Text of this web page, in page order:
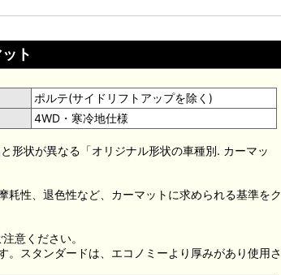
ト
ポルテ(サイドリフトアップを除く)
4WD・寒冷地仕様
形状が異なる「オリジナル形状の車種別. カーマッ
耗性、退色性など、カーマットに求められる基準をク
意ください。
。スタンダードは、エコノミーより厚みがあり使用さ